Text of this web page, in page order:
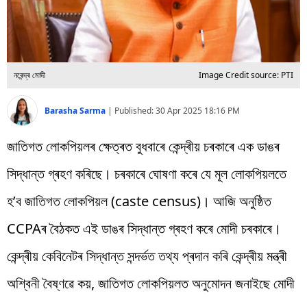
নৰেন্দ্ৰ মোদী Image Credit source: PTI
Barasha Sarma | Published:30 Apr 2025 18:16 PM
জাতিগত লোকপিয়লৰ ক্ষেত্ৰত বুধবাৰে কেন্দ্ৰীয় চৰকাৰে এক ডাঙৰ
সিদ্ধান্ত গ্ৰহণ কৰিছে। চৰকাৰে ঘোষণা কৰে যে মূল লোকপিয়লতে
হ’ব জাতিগত লোকপিয়ল (caste census)। আজি অনুষ্ঠিত
CCPAৰ বৈঠকত এই ডাঙৰ সিদ্ধান্ত গ্ৰহণ কৰে মোদী চৰকাৰে।
কেন্দ্ৰীয় কেবিনেটৰ সিদ্ধান্ত সন্দৰ্ভত তথ্য প্ৰদান কৰি কেন্দ্ৰীয় মন্ত্ৰী
অশ্বিনী বৈষ্ণৱে কয়, জাতিগত লোকপিয়লত অনুমোদন জনাইছে মোদী